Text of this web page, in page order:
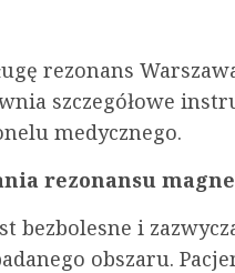
rezonans
szczegółowe
medycznego.
rezonansu
bezbolesne i
obszaru.